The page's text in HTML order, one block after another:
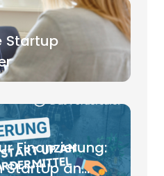
Startup
Finanzierung:
StartUp an